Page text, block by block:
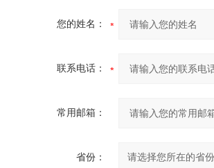
您的姓名：
联系电话：
常用邮箱：
省份：